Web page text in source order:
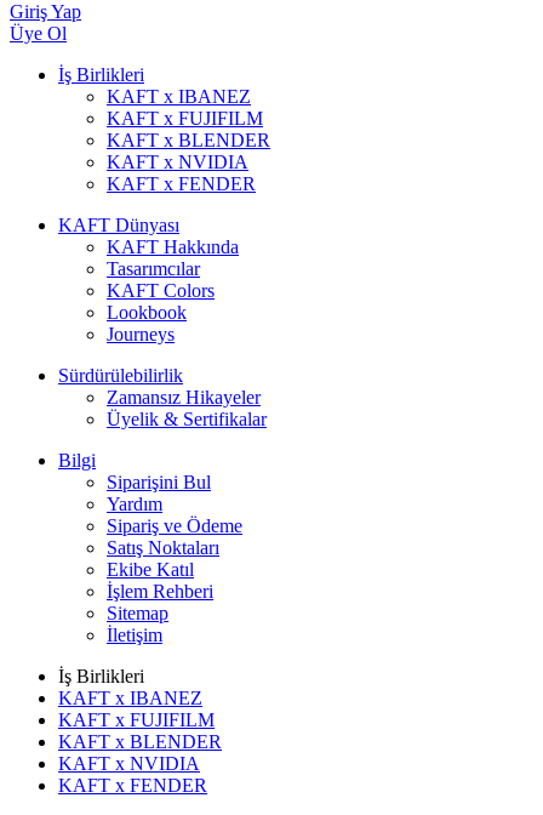
Giriş Yap
Üye Ol
İş Birlikleri
KAFT x IBANEZ
KAFT x FUJIFILM
KAFT x BLENDER
KAFT x NVIDIA
KAFT x FENDER
KAFT Dünyası
KAFT Hakkında
Tasarımcılar
KAFT Colors
Lookbook
Journeys
Sürdürülebilirlik
Zamansız Hikayeler
Üyelik & Sertifikalar
Bilgi
Siparişini Bul
Yardım
Sipariş ve Ödeme
Satış Noktaları
Ekibe Katıl
İşlem Rehberi
Sitemap
İletişim
İş Birlikleri
KAFT x IBANEZ
KAFT x FUJIFILM
KAFT x BLENDER
KAFT x NVIDIA
KAFT x FENDER